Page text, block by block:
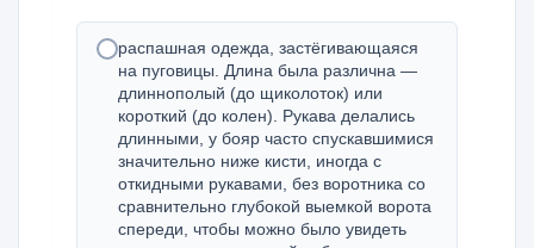
распашная одежда, застёгивающаяся
на пуговицы. Длина была различна —
длиннополый (до щиколоток) или
короткий (до колен). Рукава делались
длинными, у бояр часто спускавшимися
значительно ниже кисти, иногда с
откидными рукавами, без воротника со
сравнительно глубокой выемкой ворота
спереди, чтобы можно было увидеть